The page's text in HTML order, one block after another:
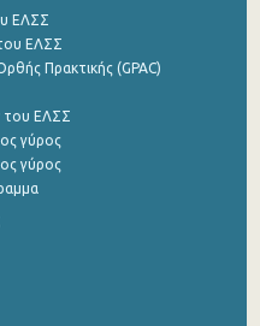
ΕΛΣΣ
ΕΛΣΣ
Πρακτικής (GPAC)
του ΕΛΣΣ
γύρος
γύρος